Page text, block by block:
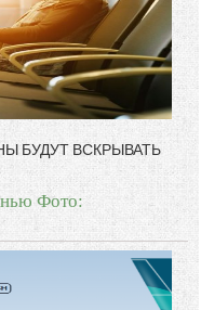
БУДУТ ВСКРЫВАТЬ
Фото: